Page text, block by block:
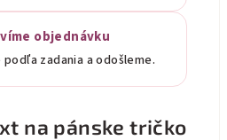
objednávku
zadania a odošleme.
na pánske tričko